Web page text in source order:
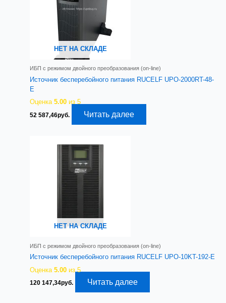
НЕТ НА СКЛАДЕ
ИБП с режимом двойного преобразования (on-line)
Источник бесперебойного питания RUCELF UPO-2000RT-48-
E
Оценка5.00 из 5
52 587,46руб. Читать далее
НЕТ НА СКЛАДЕ
ИБП с режимом двойного преобразования (on-line)
Источник бесперебойного питания RUCELF UPO-10KT-192-E
Оценка5.00 из 5
120 147,34руб. Читать далее